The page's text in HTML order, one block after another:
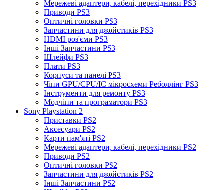
Мережеві адаптери, кабелі, перехідники PS3
Приводи PS3
Оптичні головки PS3
Запчастини для джойстиків PS3
HDMI роз'єми PS3
Інші Запчастини PS3
Шлейфи PS3
Плати PS3
Корпуси та панелі PS3
Чіпи GPU/CPU/IC мікросхеми Реболлінг PS3
Інструменти для ремонту PS3
Модчіпи та програматори PS3
Sony Playstation 2
Приставки PS2
Аксесуари PS2
Карти пам'яті PS2
Мережеві адаптери, кабелі, перехідники PS2
Приводи PS2
Оптичні головки PS2
Запчастини для джойстиків PS2
Інші Запчастини PS2